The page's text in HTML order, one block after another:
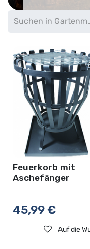
Feuerkorb mit
Aschefänger
45,99€
Auf die